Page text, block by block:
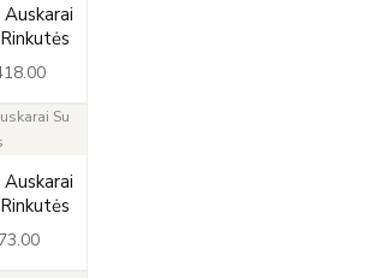
range:
€400.00
through
price
is:
€273.00.